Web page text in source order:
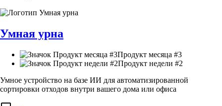
Умная урна
Продукт месяца #3
Продукт недели #2
Умное устройство на базе ИИ для автоматизированной
сортировки отходов внутри вашего дома или офиса